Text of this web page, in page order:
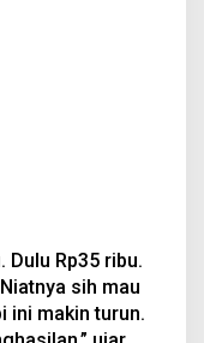
Dulu Rp35 ribu.
sih mau
ini makin turun.